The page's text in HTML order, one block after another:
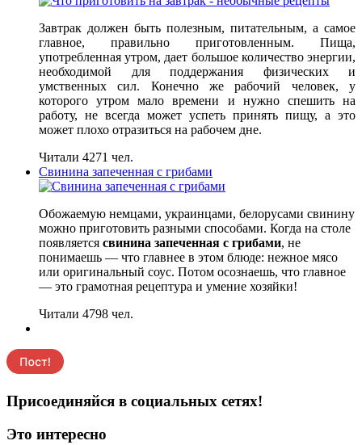
Завтрак должен быть полезным, питательным, а самое
главное, правильно приготовленным. Пища,
употребленная утром, дает большое количество энергии,
необходимой для поддержания физических и
умственных сил. Конечно же рабочий человек, у
которого утром мало времени и нужно спешить на
работу, не всегда может успеть принять пищу, а это
может плохо отразиться на рабочем дне.
Читали 4271 чел.
Свинина запеченная с грибами
Обожаемую немцами, украинцами, белорусами свинину
можно приготовить разными способами. Когда на столе
появляется свинина запеченная с грибами, не
понимаешь — что главнее в этом блюде: нежное мясо
или оригинальный соус. Потом осознаешь, что главное
— это грамотная рецептура и умение хозяйки!
Читали 4798 чел.
Присоединяйся в социальных сетях!
Это интересно